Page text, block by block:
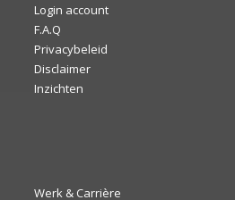
Login account
F.A.Q
Privacybeleid
Disclaimer
Inzichten
Werk & Carrière